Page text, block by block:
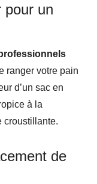
pour un
ranger votre pain
d’un sac en
à la
croustillante.
de